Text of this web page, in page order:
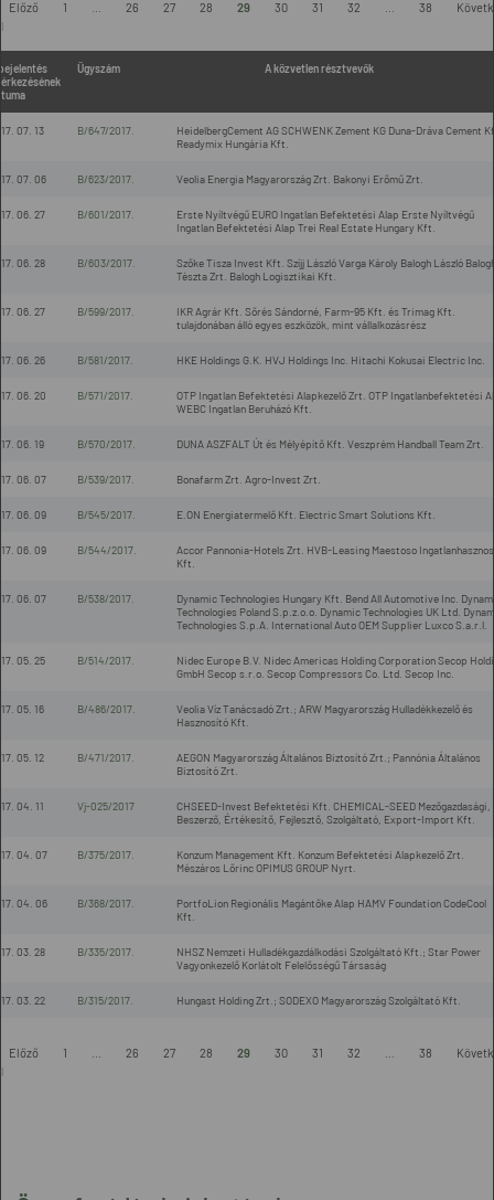
Előző 1 26 27 28 29 30 31 32 38
Ügyszám A közvetlen résztvevők
07. 13 B/647/2017.
HeidelbergCement AG SCHWENK Zement KG Duna-Dráva Cement
Readymix Hungária Kft.
07. 06 B/623/2017. Veolia Energia Magyarország Zrt. Bakonyi Erőmű Zrt.
06. 27 B/601/2017.
Erste Nyíltvégű EURO Ingatlan Befektetési Alap Erste Nyíltvégű
Ingatlan Befektetési Alap Trei Real Estate Hungary Kft.
06. 28 B/603/2017.
Szőke Tisza Invest Kft. Szíjj László Varga Károly Balogh László
Tészta Zrt. Balogh Logisztikai Kft.
06. 27 B/599/2017.
IKR Agrár Kft. Sőrés Sándorné, Farm-95 Kft. és Trimag Kft.
tulajdonában álló egyes eszközök, mint vállalkozásrész
06. 26 B/581/2017. HKE Holdings G.K. HVJ Holdings Inc. Hitachi Kokusai Electric Inc.
06. 20 B/571/2017.
OTP Ingatlan Befektetési Alapkezelő Zrt. OTP Ingatlanbefektetési
WEBC Ingatlan Beruházó Kft.
06. 19 B/570/2017. DUNA ASZFALT Út és Mélyépítő Kft. Veszprém Handball Team Zrt.
06. 07 B/539/2017. Bonafarm Zrt. Agro-Invest Zrt.
06. 09 B/545/2017. E.ON Energiatermelő Kft. Electric Smart Solutions Kft.
06. 09 B/544/2017.
Accor Pannonia-Hotels Zrt. HVB-Leasing Maestoso
Kft.
06. 07 B/538/2017.
Dynamic Technologies Hungary Kft. Bend All Automotive Inc.
Technologies Poland S.p.z.o.o. Dynamic Technologies UK Ltd.
Technologies S.p.A. International Auto OEM Supplier Luxco S.a.r.l.
05. 25 B/514/2017.
Nidec Europe B.V. Nidec Americas Holding Corporation Secop
GmbH Secop s.r.o. Secop Compressors Co. Ltd. Secop Inc.
05. 16 B/486/2017.
Veolia Víz Tanácsadó Zrt.; ARW Magyarország Hulladékkezelő és
Hasznosító Kft.
05. 12 B/471/2017.
AEGON Magyarország Általános Biztosító Zrt.; Pannónia Általános
Biztosító Zrt.
04. 11 Vj-025/2017
CHSEED-Invest Befektetési Kft. CHEMICAL-SEED Mezőgazdasági,
Beszerző, Értékesítő, Fejlesztő, Szolgáltató, Export-Import Kft.
04. 07 B/375/2017.
Konzum Management Kft. Konzum Befektetési Alapkezelő Zrt.
Mészáros Lőrinc OPIMUS GROUP Nyrt.
04. 06 B/368/2017.
PortfoLion Regionális Magántőke Alap HAMV Foundation CodeCool
Kft.
03. 28 B/335/2017.
NHSZ Nemzeti Hulladékgazdálkodási Szolgáltató Kft.; Star Power
Vagyonkezelő Korlátolt Felelősségű Társaság
03. 22 B/315/2017. Hungast Holding Zrt.; SODEXO Magyarország Szolgáltató Kft.
Előző 1 26 27 28 29 30 31 32 38